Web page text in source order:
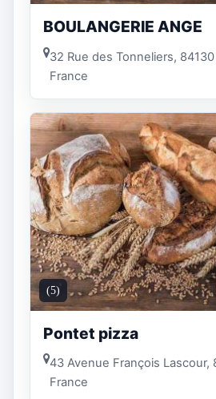
BOULANGERIE ANGE
32 Rue des Tonneliers,
France
(5)
Pontet pizza
43 Avenue François Lascour,
France